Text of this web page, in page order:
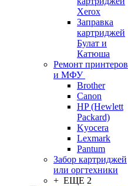
Xerox
Заправка
картриджей
Булат и
Катюша
Ремонт принтеров
и МФУ
Brother
Canon
HP (Hewlett
Packard)
Kyocera
Lexmark
Pantum
Забор картриджей
или оргтехники
+ ЕЩЕ 2